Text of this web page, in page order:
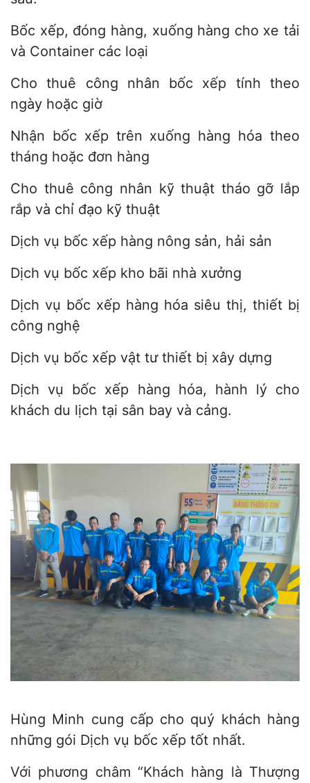
Bốc xếp, đóng hàng, xuống hàng cho xe tải
và Container các loại
Cho thuê công nhân bốc xếp tính theo
ngày hoặc giờ
Nhận bốc xếp trên xuống hàng hóa theo
tháng hoặc đơn hàng
Cho thuê công nhân kỹ thuật tháo gỡ lắp
rắp và chỉ đạo kỹ thuật
Dịch vụ bốc xếp hàng nông sản, hải sản
Dịch vụ bốc xếp kho bãi nhà xưởng
Dịch vụ bốc xếp hàng hóa siêu thị, thiết bị
công nghệ
Dịch vụ bốc xếp vật tư thiết bị xây dựng
Dịch vụ bốc xếp hàng hóa, hành lý cho
khách du lịch tại sân bay và cảng.
Hùng Minh cung cấp cho quý khách hàng
những gói Dịch vụ bốc xếp tốt nhất.
Với phương châm “Khách hàng là Thượng